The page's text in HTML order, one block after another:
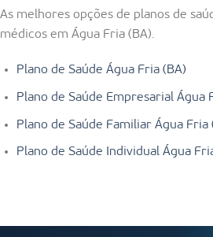
As melhores opções de planos de
médicos em Água Fria (BA).
Plano de Saúde Água Fria (BA)
Plano de Saúde Empresarial Água
Plano de Saúde Familiar Água Fria
Plano de Saúde Individual Água